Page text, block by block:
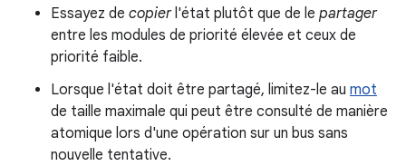
Essayez de copierl'état plutôt que de le partager
entre les modules de priorité élevée et ceux de
priorité faible.
Lorsque l'état doit être partagé, limitez-le au mot
de taille maximale qui peut être consulté de manière
atomique lors d'une opération sur un bus sans
nouvelle tentative.